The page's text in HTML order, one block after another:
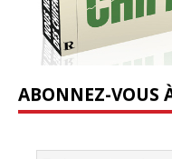
ABONNEZ-VOUS